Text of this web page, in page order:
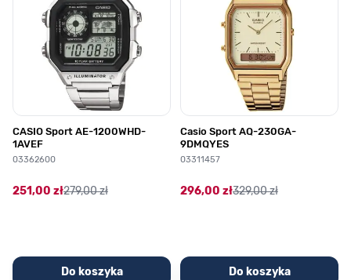
CASIO Sport AE-1200WHD-
1AVEF
03362600
251,00 zł279,00 zł
Do koszyka
Casio Sport AQ-230GA-
9DMQYES
03311457
296,00 zł329,00 zł
Do koszyka